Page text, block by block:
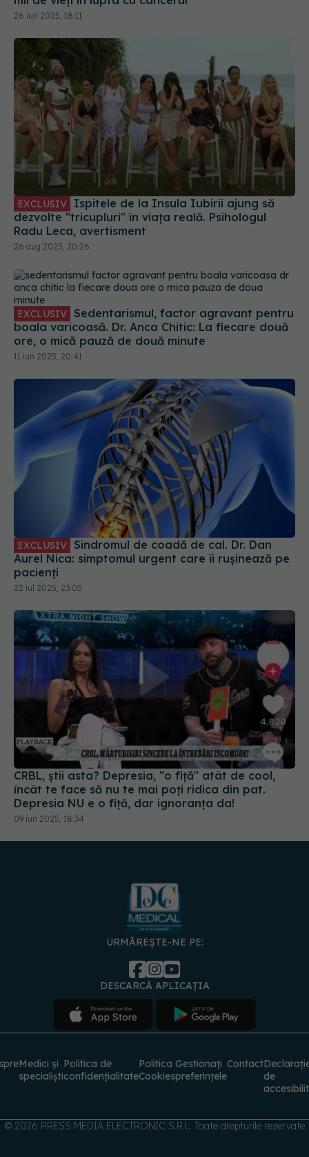
26 iun 2025, 18:11
EXCLUSIV
dezvolte "tricupluri" în viața reală. Psihologul
Radu Leca, avertisment
26 aug 2025, 20:26
EXCLUSIV
boala varicoasă. Dr. Anca Chitic: La fiecare două
ore, o mică pauză de două minute
11 iun 2025, 20:41
EXCLUSIV
Aurel Nica: simptomul urgent care îi rușinează pe
pacienți
22 iul 2025, 23:05
CRBL, știi asta? Depresia, "o fiță" atât de cool,
încât te face să nu te mai poți ridica din pat.
Depresia NU e o fiță, dar ignoranța da!
09 iun 2025, 18:34
URMĂREȘTE-NE PE:
DESCARCĂ APLICAȚIA
Medici și
specialiști
Politica de
confidențialitate
Politica
Cookies
Gestionați
preferințele
Contact
de
© 2026 PRESS MEDIA ELECTRONIC S.R.L. Toate drepturile rezervate